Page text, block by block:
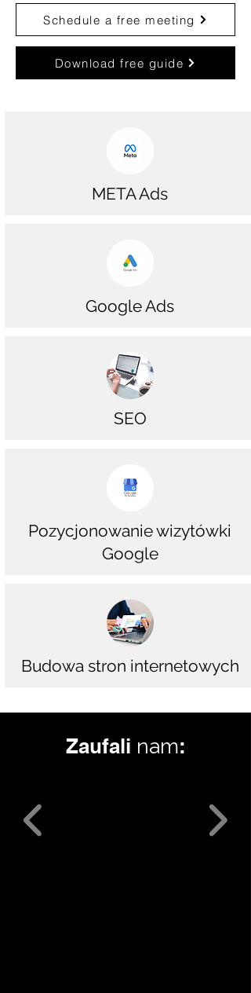
Schedule a free meeting
Download free guide
META Ads
Google Ads
SEO
Pozycjonowanie wizytówki
Google
Budowa stron internetowych
Zaufali nam: